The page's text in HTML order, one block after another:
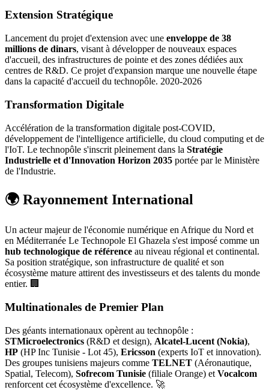
Extension Stratégique
Lancement du projet d'extension avec une enveloppe de 38
millions de dinars, visant à développer de nouveaux espaces
d'accueil, des infrastructures de pointe et des zones dédiées aux
centres de R&D. Ce projet d'expansion marque une nouvelle étape
dans la capacité d'accueil du technopôle. 2020-2026
Transformation Digitale
Accélération de la transformation digitale post-COVID,
développement de l'intelligence artificielle, du cloud computing et de
l'IoT. Le technopôle s'inscrit pleinement dans la Stratégie
Industrielle et d'Innovation Horizon 2035 portée par le Ministère
de l'Industrie.
🌍 Rayonnement International
Un acteur majeur de l'économie numérique en Afrique du Nord et
en Méditerranée Le Technopole El Ghazela s'est imposé comme un
hub technologique de référence au niveau régional et continental.
Sa position stratégique, son infrastructure de qualité et son
écosystème mature attirent des investisseurs et des talents du monde
entier. 🏢
Multinationales de Premier Plan
Des géants internationaux opèrent au technopôle :
STMicroelectronics (R&D et design), Alcatel-Lucent (Nokia),
HP (HP Inc Tunisie - Lot 45), Ericsson (experts IoT et innovation).
Des groupes tunisiens majeurs comme TELNET (Aéronautique,
Spatial, Telecom), Sofrecom Tunisie (filiale Orange) et Vocalcom
renforcent cet écosystème d'excellence. 🚀